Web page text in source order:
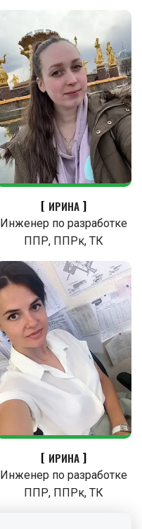
ИРИНА
Инженер по разработке
ППР, ППРк, ТК
ИРИНА
Инженер по разработке
ППР, ППРк, ТК